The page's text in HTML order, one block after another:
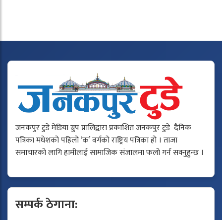
जनकपुर टुडे मेडिया ग्रुप प्रालिद्वारा प्रकाशित जनकपुर टुडे दैनिक
पत्रिका मधेशको पहिलो ‘क’ वर्गको राष्ट्रिय पत्रिका हो । ताजा
समाचारको लागि हामीलाई सामाजिक संजालमा फलो गर्न सक्नुहुन्छ ।
सम्पर्क ठेगाना: